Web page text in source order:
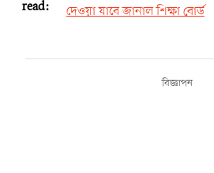
read:
দেওয়া যাবে জানাল শিক্ষা বোর্ড
বিজ্ঞাপন